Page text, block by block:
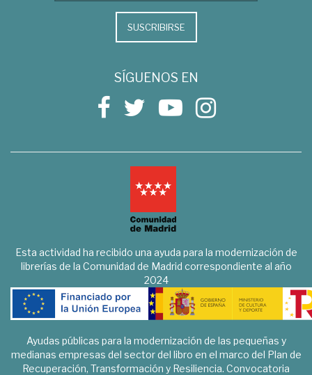
SUSCRIBIRSE
SÍGUENOS EN
Esta actividad ha recibido una ayuda para la modernización de
librerías de la Comunidad de Madrid correspondiente al año
2024
Ayudas públicas para la modernización de las pequeñas y
medianas empresas del sector del libro en el marco del Plan de
Recuperación, Transformación y Resiliencia. Convocatoria